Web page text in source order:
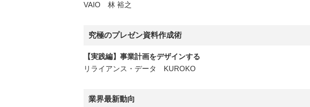
VAIO 林 裕之
究極のプレゼン資料作成術
【実践編】事業計画をデザインする
リライアンス・データ KUROKO
業界最新動向